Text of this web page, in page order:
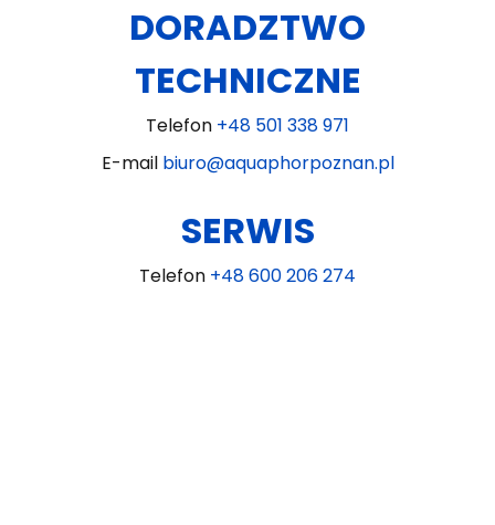
DORADZTWO
TECHNICZNE
Telefon +48 501 338 971
E-mail biuro@aquaphorpoznan.pl
SERWIS
Telefon +48 600 206 274